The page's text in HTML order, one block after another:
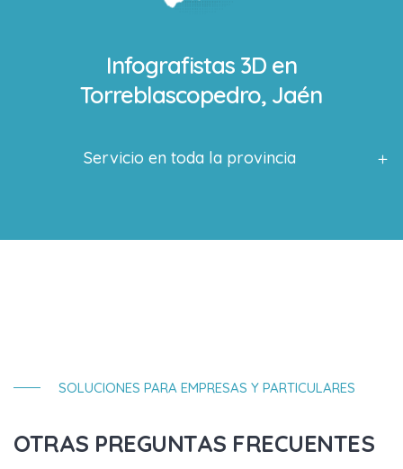
Infografistas 3D en
Torreblascopedro, Jaén
Servicio en toda la provincia
SOLUCIONES PARA EMPRESAS Y PARTICULARES
OTRAS PREGUNTAS FRECUENTES